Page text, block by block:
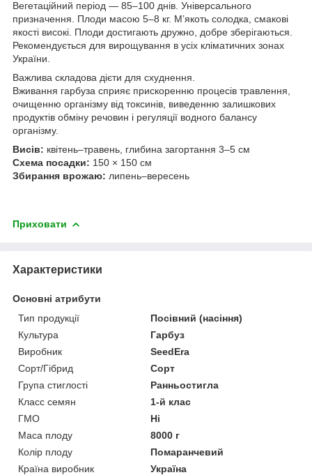
Вегетаційний період — 85–100 днів. Універсального
призначення. Плоди масою 5–8 кг. М’якоть солодка, смакові
якості високі. Плоди достигають дружно, добре зберігаються.
Рекомендується для вирощування в усіх кліматичних зонах
України.
Важлива складова дієти для схуднення.
Вживання гарбуза сприяє прискоренню процесів травлення,
очищенню організму від токсинів, виведенню залишкових
продуктів обміну речовин і регуляції водного балансу
організму.
Висів: квітень–травень, глибина загортання 3–5 см
Схема посадки: 150 × 150 см
Збирання врожаю: липень–вересень
Приховати
Характеристики
Основні атрибути
Тип продукції
Посівний (насіння)
Культура
Гарбуз
Виробник
SeedEra
Сорт/Гібрид
Сорт
Група стиглості
Ранньостигла
Класс семян
1-й клас
ГМО
Ні
Маса плоду
8000 г
Колір плоду
Помаранчевий
Країна виробник
Україна